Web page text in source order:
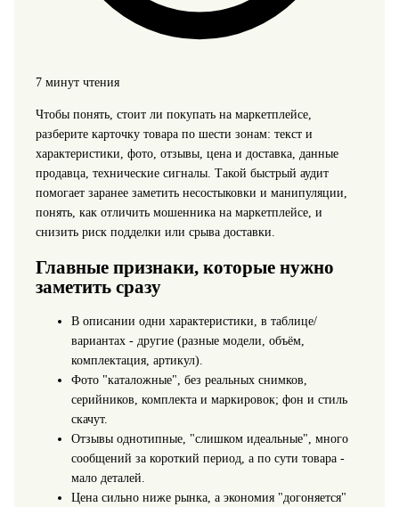
7 минут чтения
Чтобы понять, стоит ли покупать на маркетплейсе,
разберите карточку товара по шести зонам: текст и
характеристики, фото, отзывы, цена и доставка, данные
продавца, технические сигналы. Такой быстрый аудит
помогает заранее заметить несостыковки и манипуляции,
понять, как отличить мошенника на маркетплейсе, и
снизить риск подделки или срыва доставки.
Главные признаки, которые нужно
заметить сразу
В описании одни характеристики, в таблице/
вариантах - другие (разные модели, объём,
комплектация, артикул).
Фото "каталожные", без реальных снимков,
серийников, комплекта и маркировок; фон и стиль
скачут.
Отзывы однотипные, "слишком идеальные", много
сообщений за короткий период, а по сути товара -
мало деталей.
Цена сильно ниже рынка, а экономия "догоняется"